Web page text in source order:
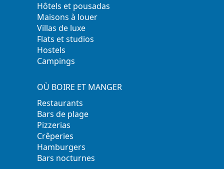
Hôtels et pousadas
Maisons à louer
Villas de luxe
Flats et studios
Hostels
Campings
OÙ BOIRE ET MANGER
Restaurants
Bars de plage
Pizzerias
Crêperies
Hamburgers
Bars nocturnes